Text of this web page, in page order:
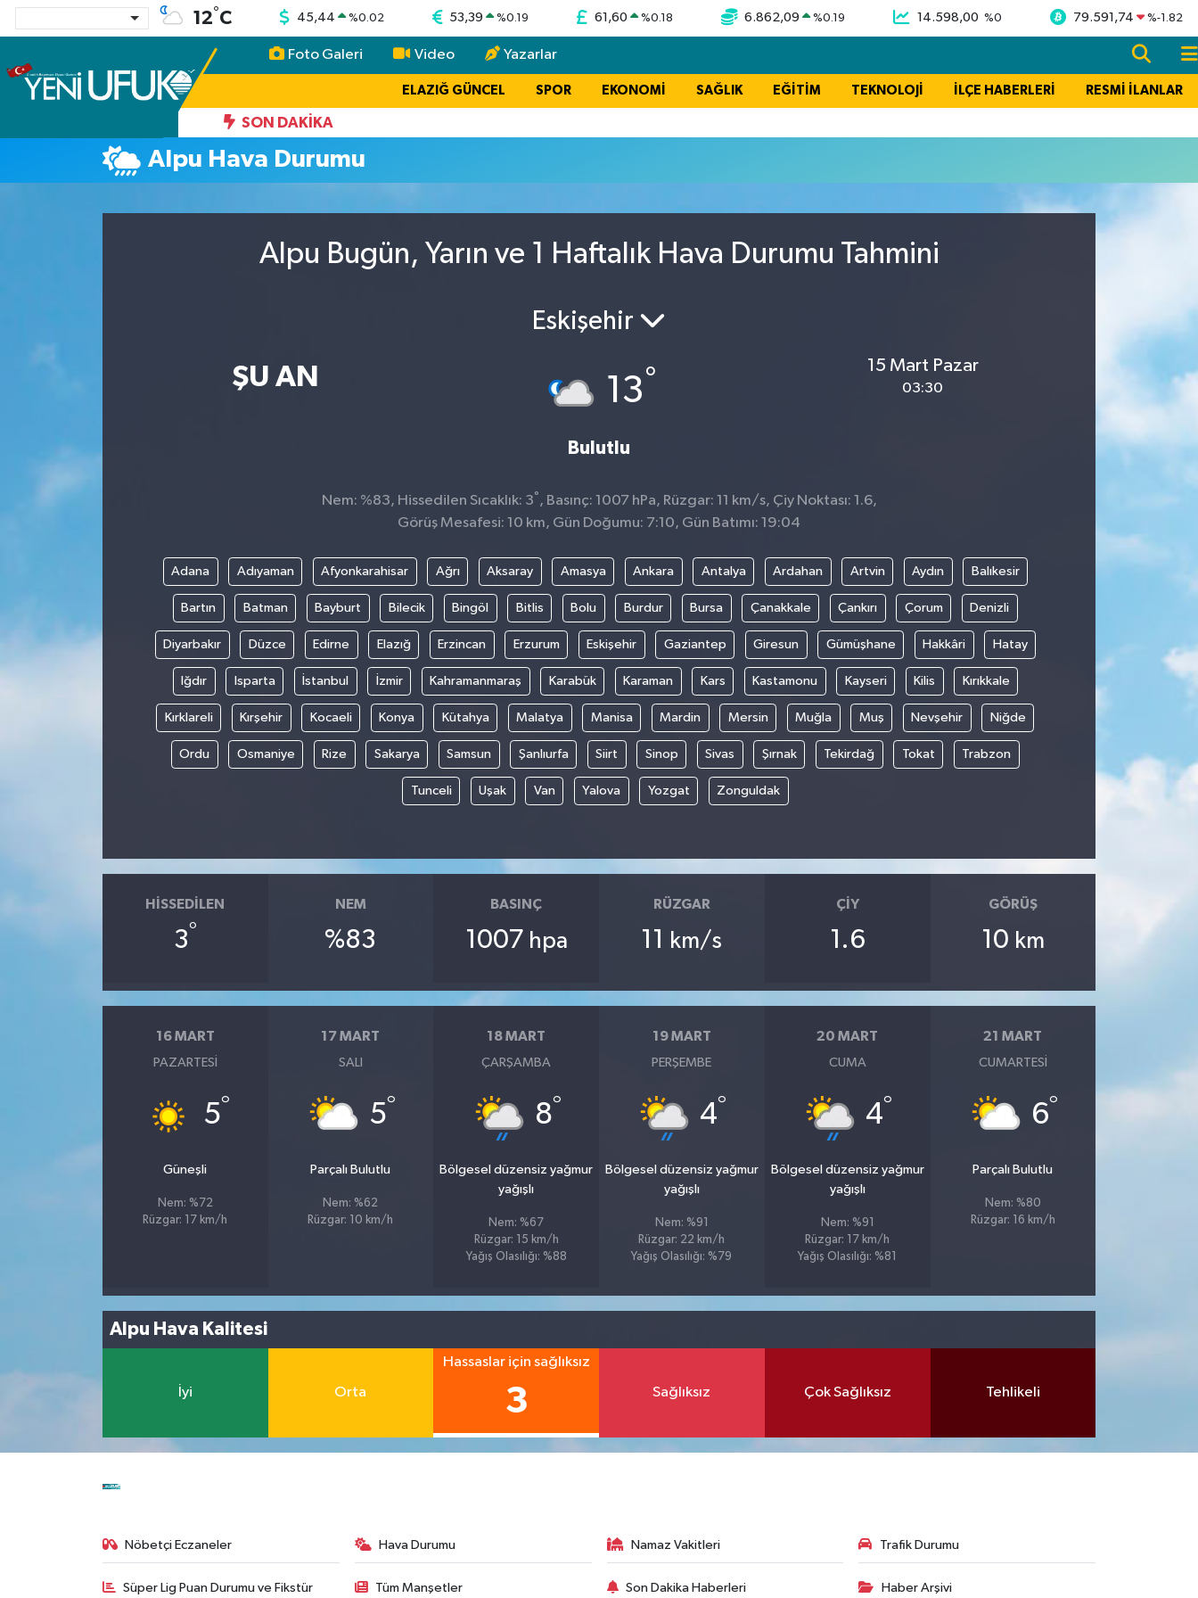
12°C 45,44 %0.02 53,39 %0.19 61,60 %0.18 6.862,09 %0.19 14.598,00 %0 79.591,74 %-1.82
Foto Galeri Video Yazarlar
ELAZIĞ GÜNCEL SPOR EKONOMİ SAĞLIK EĞİTİM TEKNOLOJİ İLÇE HABERLERİ RESMİ İLANLAR
SON DAKIKA
Alpu Hava Durumu
Alpu Bugün, Yarın ve 1 Haftalık Hava Durumu Tahmini
ŞU AN
Eskişehir
13°
Bulutlu
15 Mart Pazar
03:30
Nem: %83, Hissedilen Sıcaklık: 3° , Basınç: 1007 hPa, Rüzgar: 11 km/s, Çiy Noktası: 1.6,
Görüş Mesafesi: 10 km, Gün Doğumu: 7:10, Gün Batımı: 19:04
Adana Adıyaman Afyonkarahisar Ağrı Aksaray Amasya Ankara Antalya Ardahan Artvin Aydın Balıkesir
Bartın Batman Bayburt Bilecik Bingöl Bitlis Bolu Burdur Bursa Çanakkale Çankırı Çorum Denizli
Diyarbakır Düzce Edirne Elazığ Erzincan Erzurum Eskişehir Gaziantep Giresun Gümüşhane Hakkâri Hatay
Iğdır Isparta İstanbul İzmir Kahramanmaraş Karabük Karaman Kars Kastamonu Kayseri Kilis Kırıkkale
Kırklareli Kırşehir Kocaeli Konya Kütahya Malatya Manisa Mardin Mersin Muğla Muş Nevşehir Niğde
Ordu Osmaniye Rize Sakarya Samsun Şanlıurfa Siirt Sinop Sivas Şırnak Tekirdağ Tokat Trabzon
Tunceli Uşak Van Yalova Yozgat Zonguldak
HISSEDILEN
3°
NEM
%83
BASINÇ
1007 hpa
RÜZGAR
11 km/s
ÇIY
1.6
GÖRÜŞ
10 km
16 MART
PAZARTESI
5°
Güneşli
Nem: %72
Rüzgar: 17 km/h
17 MART
SALI
5°
Parçalı Bulutlu
Nem: %62
Rüzgar: 10 km/h
18 MART
ÇARŞAMBA
8°
Bölgesel düzensiz yağmur
yağışlı
Nem: %67
Rüzgar: 15 km/h
Yağış Olasılığı: %88
19 MART
PERŞEMBE
4°
Bölgesel düzensiz yağmur
yağışlı
Nem: %91
Rüzgar: 22 km/h
Yağış Olasılığı: %79
20 MART
CUMA
4°
Bölgesel düzensiz yağmur
yağışlı
Nem: %91
Rüzgar: 17 km/h
Yağış Olasılığı: %81
21 MART
CUMARTESI
6°
Parçalı Bulutlu
Nem: %80
Rüzgar: 16 km/h
Alpu Hava Kalitesi
İyi Orta
Hassaslar için sağlıksız
3 Sağlıksız Çok Sağlıksız Tehlikeli
Nöbetçi Eczaneler Hava Durumu Namaz Vakitleri Trafik Durumu
Süper Lig Puan Durumu ve Fikstür Tüm Manşetler Son Dakika Haberleri Haber Arşivi
Nöbetçi Eczaneler
Namaz Vakitleri
Süper Lig Puan Durumu ve Fikstür